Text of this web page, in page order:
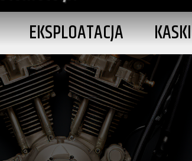
EKSPLOATACJA KASKI